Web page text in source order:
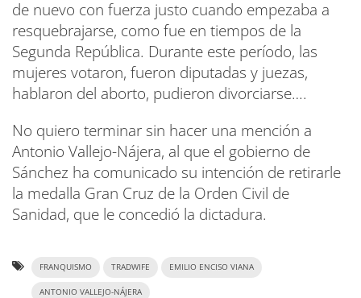
de nuevo con fuerza justo cuando empezaba a
resquebrajarse, como fue en tiempos de la
Segunda República. Durante este período, las
mujeres votaron, fueron diputadas y juezas,
hablaron del aborto, pudieron divorciarse….
No quiero terminar sin hacer una mención a
Antonio Vallejo-Nájera, al que el gobierno de
Sánchez ha comunicado su intención de retirarle
la medalla Gran Cruz de la Orden Civil de
Sanidad, que le concedió la dictadura.
FRANQUISMO TRADWIFE EMILIO ENCISO VIANA
ANTONIO VALLEJO-NÁJERA